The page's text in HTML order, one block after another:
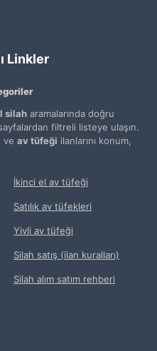
Linkler
silah aramalarında doğru
filtreli listeye ulaşın.
ve av tüfeği ilanlarını konum,
İkinci el av tüfeği
Satılık av tüfekleri
Yivli av tüfeği
Silah satış (ilan kuralları)
Silah alım satım rehberi